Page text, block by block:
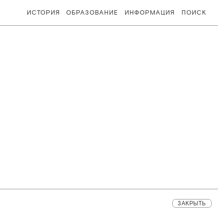
ИСТОРИЯ ОБРАЗОВАНИЕ ИНФОРМАЦИЯ ПОИСК
ЗАКРЫТЬ